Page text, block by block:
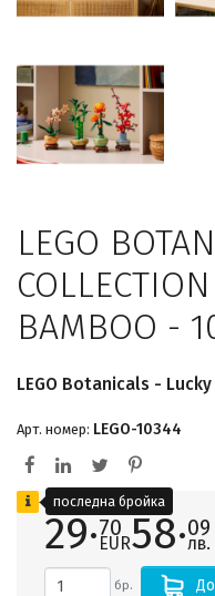
LEGO
BAMBOO -
LEGO Botanicals -
Арт. номер: LEGO-10344
29·70
EUR58·09
лв.
бр.
последна бройка